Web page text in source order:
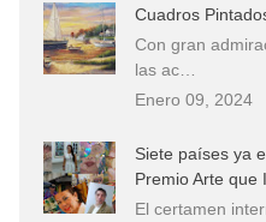
Cuadros
Con gran
las ac…
Enero 09, 2024
Siete países ya
Premio Arte que
El certamen